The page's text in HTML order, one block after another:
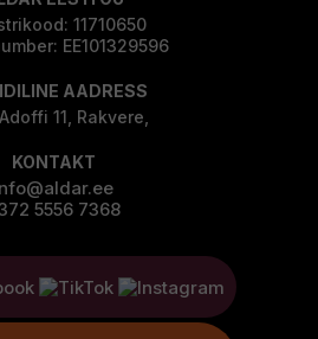
11710650
EE101329596
AADRESS
11, Rakvere,
KONTAKT
5556 7368